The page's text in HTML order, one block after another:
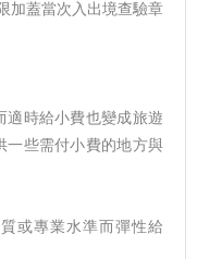
加蓋當次入出境查驗章
適時給小費也變成旅遊
一些需付小費的地方與
或專業水準而彈性給